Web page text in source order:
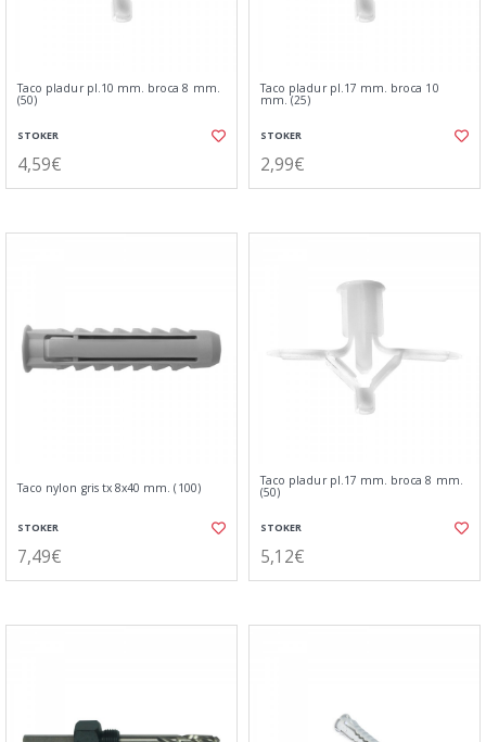
Taco pladur pl.10 mm. broca 8 mm.
(50)
STOKER
4,59€
Taco pladur pl.17 mm. broca 10
mm. (25)
STOKER
2,99€
Taco nylon gris tx 8x40 mm. (100)
STOKER
7,49€
Taco pladur pl.17 mm. broca 8 mm.
(50)
STOKER
5,12€